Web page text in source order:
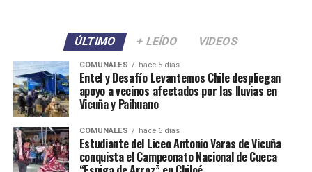
ÚLTIMO + LEÍDO VIDEOS
COMUNALES hace 5 días
Entel y Desafío Levantemos Chile despliegan
apoyo a vecinos afectados por las lluvias en
Vicuña y Paihuano
COMUNALES hace 6 días
Estudiante del Liceo Antonio Varas de Vicuña
conquista el Campeonato Nacional de Cueca